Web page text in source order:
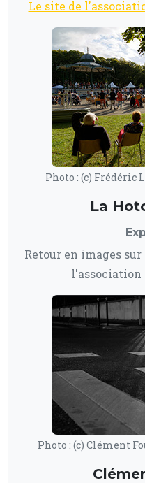
Le site de
Photo : (c) Frédéric
La
Retour en images
l'association
Photo : (c) Clément